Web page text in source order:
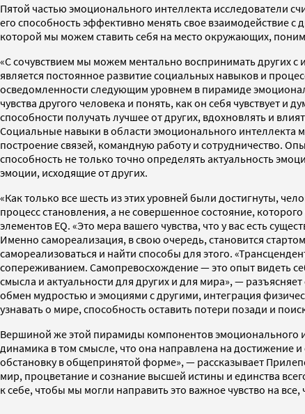
Пятой частью эмоционального интеллекта исследователи
его способность эффективно менять свое взаимодействие
которой мы можем ставить себя на место окружающих,
«С сочувствием мы можем ментально воспринимать других
является постоянное развитие социальных навыков и
осведомленности следующим уровнем в пирамиде
чувства другого человека и понять, как он себя чувствует
способности получать лучшее от других, вдохновлять и
Социальные навыки в области эмоционального интеллекта
построение связей, командную работу и сотрудничество.
способность не только точно определять актуальность
эмоции, исходящие от других.
«Как только все шесть из этих уровней были достигнуты,
процесс становления, а не совершенное состояние,
элементов EQ. «Это мера вашего чувства, что у вас есть
Именно самореализация, в свою очередь, становится
самореализоваться и найти способы для этого.
сопереживанием. Самопревосхождение — это опыт видеть
смысла и актуальности для других и для мира», —
обмен мудростью и эмоциями с другими, интеграция
узнавать о мире, способность оставить потери позади и
Вершиной же этой пирамиды компонентов эмоционального
динамика в том смысле, что она направлена на достижение
обстановку в общепринятой форме», — рассказывает
мир, процветание и сознание высшей истины и единства
к себе, чтобы мы могли направить это важное чувство на все,